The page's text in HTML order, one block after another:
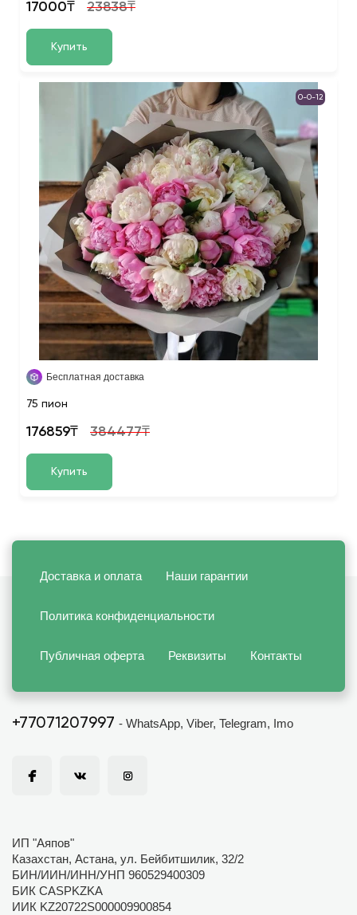
17000₸ 23838₸
Купить
0-0-12
Бесплатная доставка
75 пион
176859₸ 384477₸
Купить
Доставка и оплата Наши гарантии
Политика конфиденциальности
Публичная оферта Реквизиты Контакты
+77071207997 - WhatsApp, Viber, Telegram, Imo
ИП "Аяпов"
Казахстан, Астана, ул. Бейбитшилик, 32/2
БИН/ИИН/ИНН/УНП 960529400309
БИК CASPKZKA
ИИК KZ20722S000009900854